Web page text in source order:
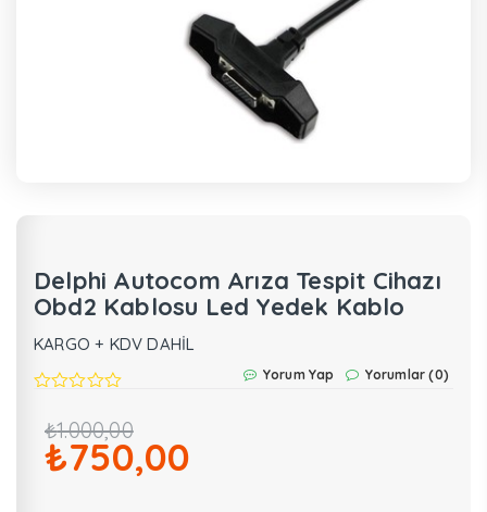
Delphi Autocom Arıza Tespit Cihazı
Obd2 Kablosu Led Yedek Kablo
KARGO + KDV DAHİL
Yorum Yap Yorumlar (0)
₺1.000,00
Orijinal
fiyat:
₺750,00